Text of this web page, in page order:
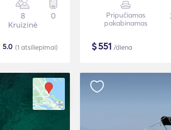
8
Kruizinė
0
(1 atsiliepimai)
5.0
Pripučiamas
pakabinamas
$551 /diena